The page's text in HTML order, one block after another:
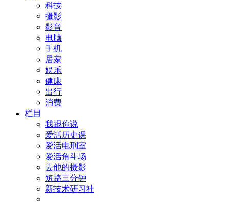
科技
摄影
影音
电脑
手机
居家
娱乐
健康
出行
消费
栏目
我跟你说
爱活历史课
爱活电刑室
爱活角斗场
去他的摄影
短路三分钟
新技术研习社